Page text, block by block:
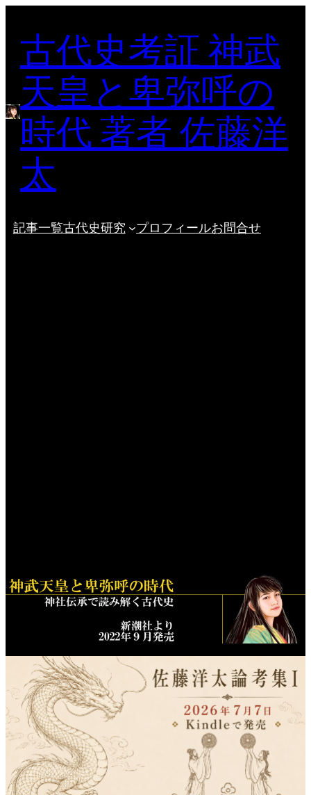
ッ
古代史考証 神武
天皇と卑弥呼の
時代 著者 佐藤洋
太
記事一覧古代史研究 プロフィールお問合せ